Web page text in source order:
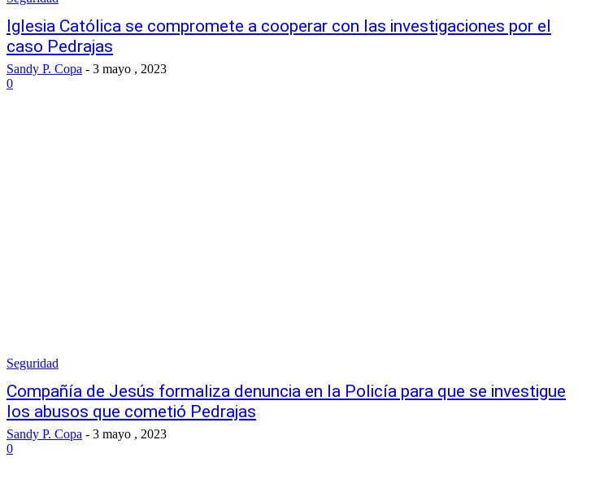
Iglesia Católica se compromete a cooperar con las investigaciones por el
caso Pedrajas
Sandy P. Copa - 3 mayo , 2023
0
Seguridad
Compañía de Jesús formaliza denuncia en la Policía para que se investigue
los abusos que cometió Pedrajas
Sandy P. Copa - 3 mayo , 2023
0